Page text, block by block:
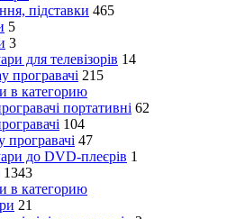
підставки 465
5
3
для телевізорів 14
програвачі 215
в категорию
портативні 62
104
програвачі 47
до DVD-плеєрів 1
1343
в категорию
21